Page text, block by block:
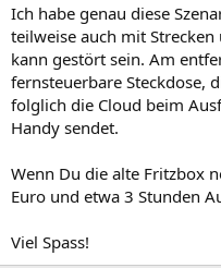
Ich habe genau diese
teilweise auch mit Strecken
kann gestört sein. Am
fernsteuerbare Steckdose,
folglich die Cloud beim
Handy sendet.
Wenn Du die alte Fritzbox
Euro und etwa 3 Stunden
Viel Spass!